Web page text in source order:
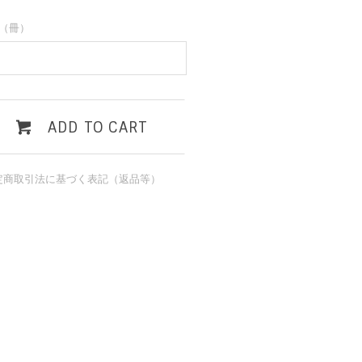
冊）
ADD TO CART
商取引法に基づく表記（返品等）